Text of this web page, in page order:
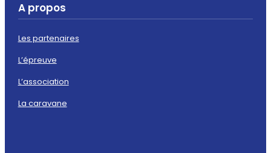
A propos
Les partenaires
L’épreuve
L’association
La caravane